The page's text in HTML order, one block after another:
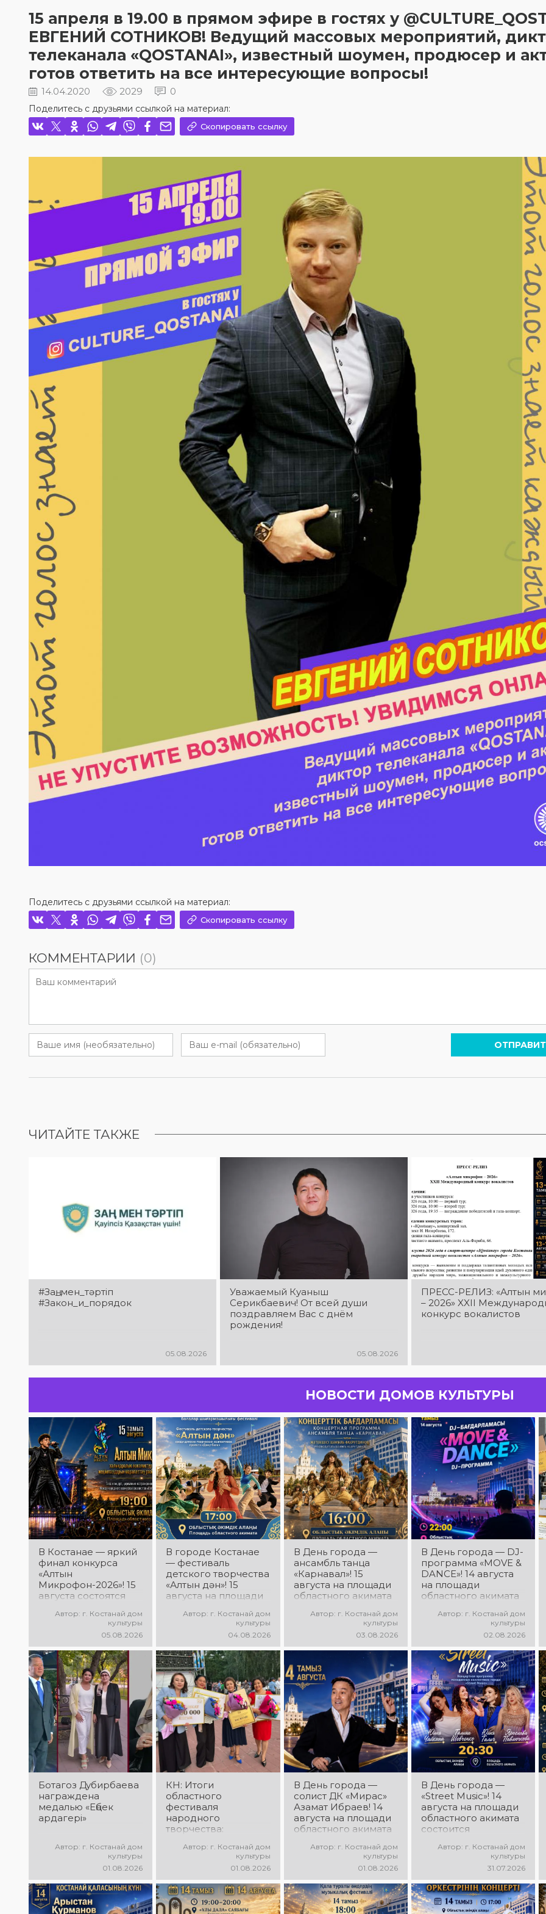
15 апреля в 19.00 в прямом эфире в гостях у
ЕВГЕНИЙ СОТНИКОВ! Ведущий массовых мероприятий,
телеканала «QOSTANAI», известный шоумен, продюсер и
готов ответить на все интересующие вопросы!
14.04.2020 2029 0
Поделитесь с друзьями ссылкой на материал:
Скопировать ссылку
Поделитесь с друзьями ссылкой на материал:
Скопировать ссылку
КОММЕНТАРИИ (0)
ЧИТАЙТЕ ТАКЖЕ
#Заң_мен_тәртіп
#Закон_и_порядок
05.08.2026
Уважаемый Куаныш
Серикбаевич! От всей души
поздравляем Вас с днём
рождения!
05.08.2026
ПРЕСС-РЕЛИЗ: «Алтын
– 2026» XXIІ
конкурс вокалистов
НОВОСТИ ДОМОВ КУЛЬТУРЫ
В Костанае — яркий
финал конкурса
«Алтын
Микрофон-2026»! 15
августа состоятся
награждения
победителей и гала-
Международного
конкурса
вокалистов! Вас
ждут яркие
выступления лучших
исполнителей,
незабываемые
эмоции и особая
праздничная
атмосфера!
Автор: г. Костанай дом
культуры
05.08.2026
В городе Костанае
— фестиваль
детского творчества
«Алтын дән»! 15
августа на площади
состоится фестиваль
участием детских
творческих
коллективов
проекта «Даму бала»!
Вас ждут яркие
выступления юных
талантов,
прекрасные песни,
зажигательные
танцы и
праздничное
настроение!
Автор: г. Костанай дом
культуры
04.08.2026
В День города —
ансамбль танца
«Карнавал»! 15
августа на площади
областного акимата
концертная
ансамбля танца
«Карнавал»!
ансамбля — Шамиль
Фахрутдинов. Вас
ждут зрелищные
хореографические
постановки, яркие
образы,
зажигательные
ритмы и
праздничное
настроение!
Автор: г. Костанай дом
культуры
03.08.2026
В День города — DJ-
программа «MOVE &
DANCE»! 14 августа
на площади
областного акимата
праздничная DJ-
программа! Вас ждут
современные
музыкальные хиты,
зажигательные
ритмы, мощная
энергия и яркие
эмоции!
Автор: г. Костанай дом
культуры
02.08.2026
Ботагоз Дубирбаева
награждена
медалью «Еңбек
ардагері»
Автор: г. Костанай дом
культуры
01.08.2026
КН: Итоги
областного
фестиваля
народного
творчества:
Автор: г. Костанай дом
культуры
01.08.2026
В День города —
солист ДК «Мирас»
Азамат Ибраев! 14
августа на площади
областного акимата
концертная
программа Азамата
Ибраева! Вас ждут
любимые песни,
яркое выступление,
мощная энергия и
Автор: г. Костанай дом
культуры
01.08.2026
В День города —
«Street Music»! 14
августа на площади
областного акимата
состоится
программа
коллективов города
«Street Music»! Вас
ждут современная
музыка, яркие
Автор: г. Костанай дом
культуры
31.07.2026